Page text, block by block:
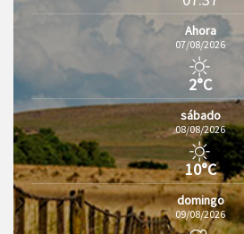
Ahora
07/08/2026
2°C
sábado
08/08/2026
10°C
domingo
09/08/2026